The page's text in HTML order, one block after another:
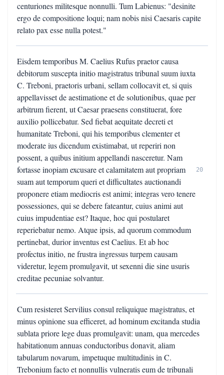
centuriones militesque nonnulli. Tum Labienus: "desinite
ergo de compositione loqui; nam nobis nisi Caesaris capite
relato pax esse nulla potest."
Eisdem temporibus M. Caelius Rufus praetor causa
debitorum suscepta initio magistratus tribunal suum iuxta
C. Treboni, praetoris urbani, sellam collocavit et, si quis
appellavisset de aestimatione et de solutionibus, quae per
arbitrum fierent, ut Caesar praesens constituerat, fore
auxilio pollicebatur. Sed fiebat aequitate decreti et
humanitate Treboni, qui his temporibus clementer et
moderate ius dicendum existimabat, ut reperiri non
possent, a quibus initium appellandi nasceretur. Nam
fortasse inopiam excusare et calamitatem aut propriam
suam aut temporum queri et difficultates auctionandi
proponere etiam mediocris est animi; integras vero tenere
possessiones, qui se debere fateantur, cuius animi aut
cuius impudentiae est? Itaque, hoc qui postularet
reperiebatur nemo. Atque ipsis, ad quorum commodum
pertinebat, durior inventus est Caelius. Et ab hoc
profectus initio, ne frustra ingressus turpem causam
videretur, legem promulgavit, ut sexenni die sine usuris
creditae pecuniae solvantur.
20
Cum resisteret Servilius consul reliquique magistratus, et
minus opinione sua efficeret, ad hominum excitanda studia
sublata priore lege duas promulgavit: unam, qua mercedes
habitationum annuas conductoribus donavit, aliam
tabularum novarum, impetuque multitudinis in C.
Trebonium facto et nonnullis vulneratis eum de tribunali